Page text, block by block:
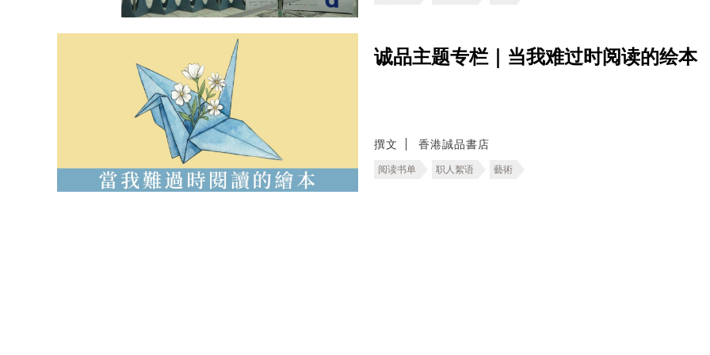
诚品主题专栏｜当我难过时阅读的绘本
撰文 香港誠品書店
阅读书单 职人絮语 藝術